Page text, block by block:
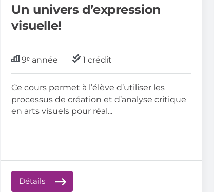
Un univers d’expression
visuelle!
9ᵉ année 1 crédit
Ce cours permet à l’élève d’utiliser les
processus de création et d’analyse critique
en arts visuels pour réal...
Détails